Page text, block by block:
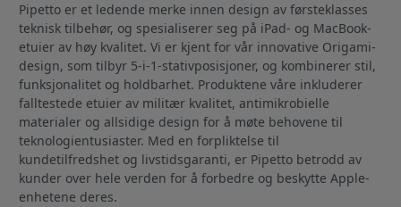
Pipetto er et ledende merke innen design av førsteklasses
teknisk tilbehør, og spesialiserer seg på iPad- og MacBook-
etuier av høy kvalitet. Vi er kjent for vår innovative Origami-
design, som tilbyr 5-i-1-stativposisjoner, og kombinerer stil,
funksjonalitet og holdbarhet. Produktene våre inkluderer
falltestede etuier av militær kvalitet, antimikrobielle
materialer og allsidige design for å møte behovene til
teknologientusiaster. Med en forpliktelse til
kundetilfredshet og livstidsgaranti, er Pipetto betrodd av
kunder over hele verden for å forbedre og beskytte Apple-
enhetene deres.